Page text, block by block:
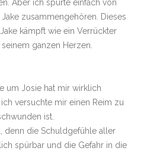
Aber ich spürte einfach von
zusammengehören. Dieses
kämpft wie ein Verrückter
ganzen Herzen.
um Josie hat mir wirklich
versuchte mir einen Reim zu
ist.
denn die Schuldgefühle aller
spürbar und die Gefahr in die